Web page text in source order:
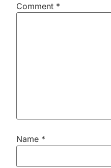
Comment *
Name *